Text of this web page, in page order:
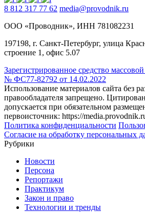
8 812 317 77 62 media@provodnik.ru
ООО «Проводник», ИНН 781082231
197198, г. Санкт-Петербург, улица
строение 1, офис 5.07
Зарегистрированное средство
№ ФС77-82792 от 14.02.2022
Использование материалов сайта без
правообладателя запрещено.
допускается при обязательном
первоисточник: https://
Политика конфиденциальности
Согласие на обработку персональных
Рубрики
Новости
Персона
Репортажи
Практикум
Закон и право
Технологии и тренды